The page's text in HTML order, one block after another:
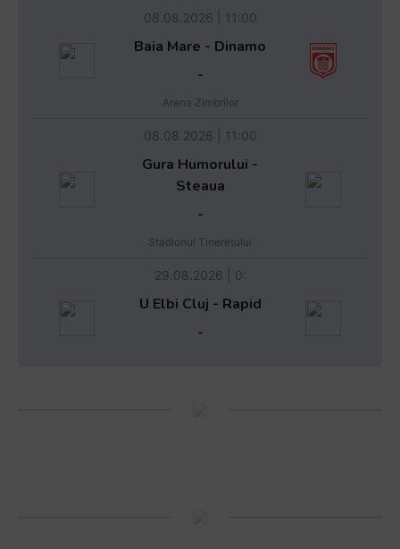
08.08.2026 | 11:00
Baia Mare - Dinamo
-
Arena Zimbrilor
08.08.2026 | 11:00
Gura Humorului -
Steaua
-
Stadionul Tineretului
29.08.2026 | 0:
U Elbi Cluj - Rapid
-